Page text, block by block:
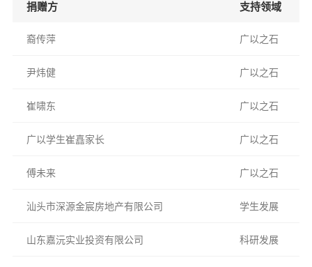
捐赠方 支持领域
裔传萍 广以之石
尹炜健 广以之石
崔啸东 广以之石
广以学生崔嚞家长 广以之石
傅未来 广以之石
汕头市深源金宸房地产有限公司 学生发展
山东嘉沅实业投资有限公司 科研发展